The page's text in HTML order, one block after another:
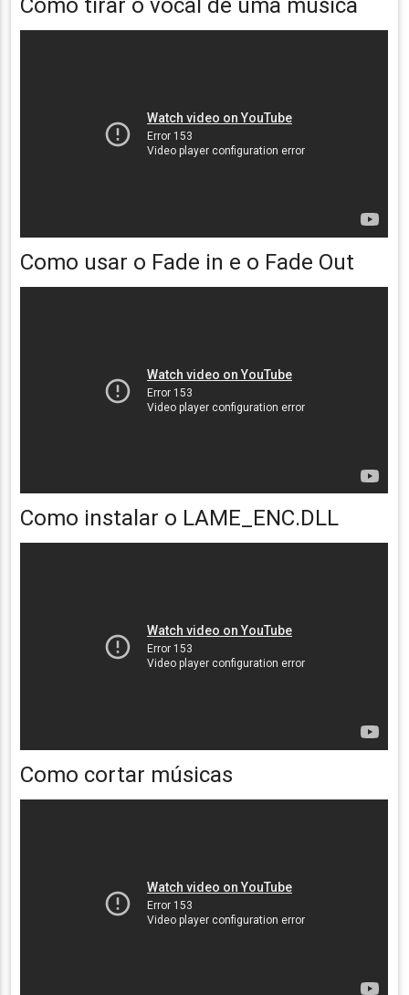
Como usar o Fade in e o Fade Out
Como instalar o LAME_ENC.DLL
Como cortar músicas